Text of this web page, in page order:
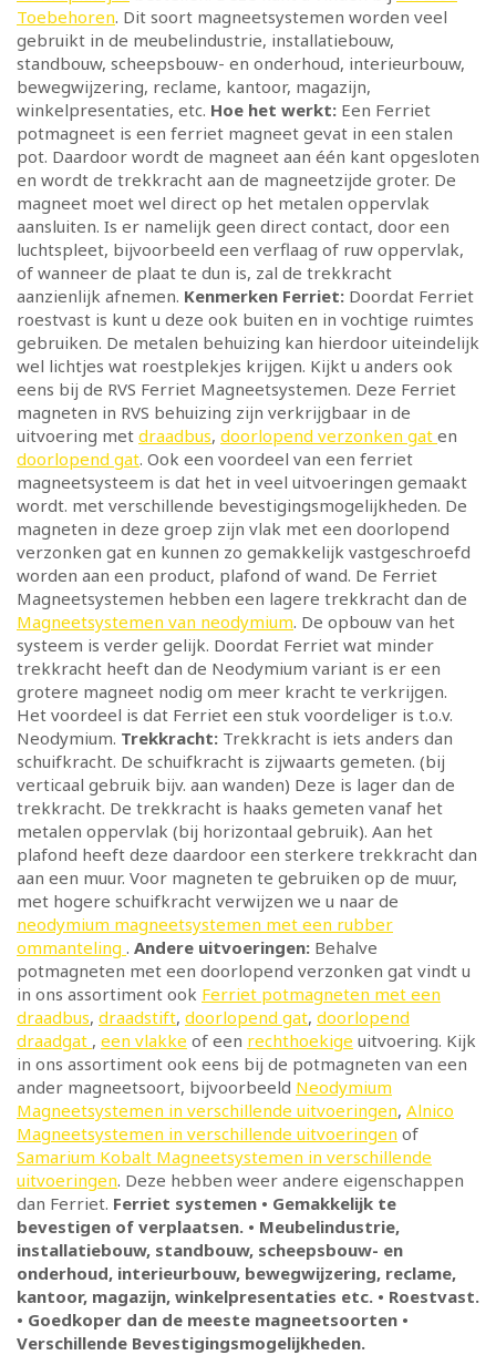
Toebehoren. Dit soort magneetsystemen worden veel
gebruikt in de meubelindustrie, installatiebouw,
standbouw, scheepsbouw- en onderhoud, interieurbouw,
bewegwijzering, reclame, kantoor, magazijn,
winkelpresentaties, etc. Hoe het werkt: Een Ferriet
potmagneet is een ferriet magneet gevat in een stalen
pot. Daardoor wordt de magneet aan één kant opgesloten
en wordt de trekkracht aan de magneetzijde groter. De
magneet moet wel direct op het metalen oppervlak
aansluiten. Is er namelijk geen direct contact, door een
luchtspleet, bijvoorbeeld een verflaag of ruw oppervlak,
of wanneer de plaat te dun is, zal de trekkracht
aanzienlijk afnemen. Kenmerken Ferriet: Doordat Ferriet
roestvast is kunt u deze ook buiten en in vochtige ruimtes
gebruiken. De metalen behuizing kan hierdoor uiteindelijk
wel lichtjes wat roestplekjes krijgen. Kijkt u anders ook
eens bij de RVS Ferriet Magneetsystemen. Deze Ferriet
magneten in RVS behuizing zijn verkrijgbaar in de
uitvoering met draadbus, doorlopend verzonken gat en
doorlopend gat. Ook een voordeel van een ferriet
magneetsysteem is dat het in veel uitvoeringen gemaakt
wordt. met verschillende bevestigingsmogelijkheden. De
magneten in deze groep zijn vlak met een doorlopend
verzonken gat en kunnen zo gemakkelijk vastgeschroefd
worden aan een product, plafond of wand. De Ferriet
Magneetsystemen hebben een lagere trekkracht dan de
Magneetsystemen van neodymium. De opbouw van het
systeem is verder gelijk. Doordat Ferriet wat minder
trekkracht heeft dan de Neodymium variant is er een
grotere magneet nodig om meer kracht te verkrijgen.
Het voordeel is dat Ferriet een stuk voordeliger is t.o.v.
Neodymium. Trekkracht: Trekkracht is iets anders dan
schuifkracht. De schuifkracht is zijwaarts gemeten. (bij
verticaal gebruik bijv. aan wanden) Deze is lager dan de
trekkracht. De trekkracht is haaks gemeten vanaf het
metalen oppervlak (bij horizontaal gebruik). Aan het
plafond heeft deze daardoor een sterkere trekkracht dan
aan een muur. Voor magneten te gebruiken op de muur,
met hogere schuifkracht verwijzen we u naar de
neodymium magneetsystemen met een rubber
ommanteling . Andere uitvoeringen: Behalve
potmagneten met een doorlopend verzonken gat vindt u
in ons assortiment ook Ferriet potmagneten met een
draadbus, draadstift, doorlopend gat, doorlopend
draadgat , een vlakke of een rechthoekige uitvoering. Kijk
in ons assortiment ook eens bij de potmagneten van een
ander magneetsoort, bijvoorbeeld Neodymium
Magneetsystemen in verschillende uitvoeringen, Alnico
Magneetsystemen in verschillende uitvoeringen of
Samarium Kobalt Magneetsystemen in verschillende
uitvoeringen. Deze hebben weer andere eigenschappen
dan Ferriet. Ferriet systemen • Gemakkelijk te
bevestigen of verplaatsen. • Meubelindustrie,
installatiebouw, standbouw, scheepsbouw- en
onderhoud, interieurbouw, bewegwijzering, reclame,
kantoor, magazijn, winkelpresentaties etc. • Roestvast.
• Goedkoper dan de meeste magneetsoorten •
Verschillende Bevestigingsmogelijkheden.